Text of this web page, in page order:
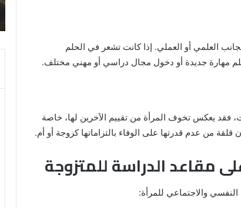
العلمي أو العملي. إذا كانت تشعر في الحلم
مهارة جديدة أو دخول مجال دراسي أو مهني مختلف.
فقد يعكس تخوف المرأة من تقييم الآخرين لها، خاصة
من عدم قدرتها على الوفاء بالتزاماتها كزوجة أو أم.
مقاعد الدراسة للمتزوجة
النفسي والاجتماعي للمرأة: